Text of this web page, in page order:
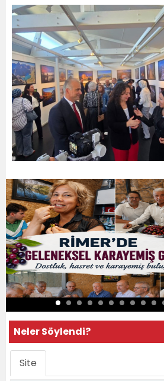
Neler Söylendi?
Site